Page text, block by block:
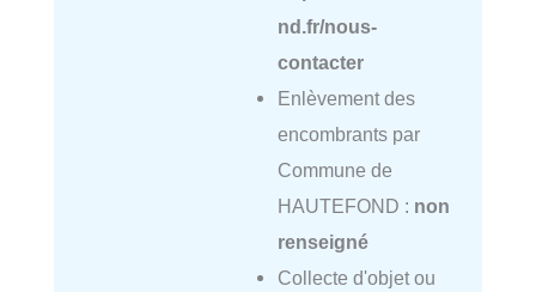
nd.fr/nous-
contacter
Enlèvement des
encombrants par
Commune de
HAUTEFOND : non
renseigné
Collecte d'objet ou